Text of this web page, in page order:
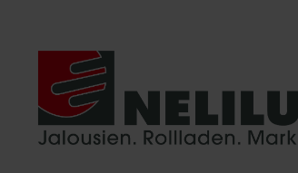
Hauptnavigation